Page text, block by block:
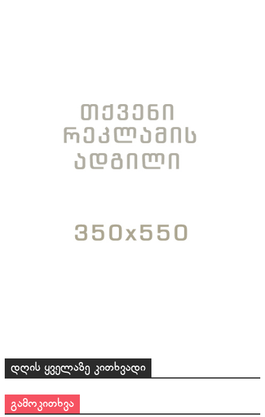
დღის ყველაზე კითხვადი
გამოკითხვა